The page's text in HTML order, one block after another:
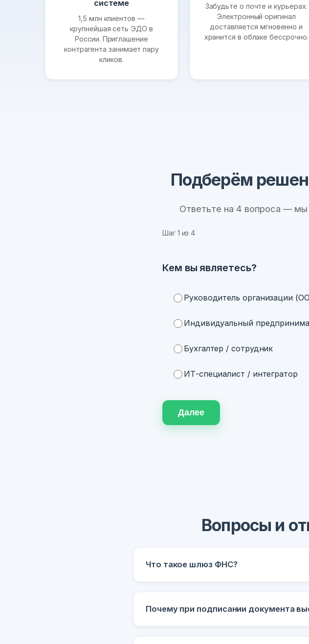
системе
1,5 млн клиентов —
крупнейшая сеть ЭДО в
России. Приглашение
контрагента занимает пару
кликов.
Забудьте о почте и курьерах.
Электронный оригинал
доставляется мгновенно и
хранится в облаке бессрочно.
Подберём
Ответьте на 4 вопроса —
Шаг 1 из 4
Кем вы являетесь?
Руководитель организации
Индивидуальный
Бухгалтер / сотрудник
ИТ-специалист / интегратор
Далее
Вопросы и
Что такое шлюз ФНС?
Почему при подписании документа